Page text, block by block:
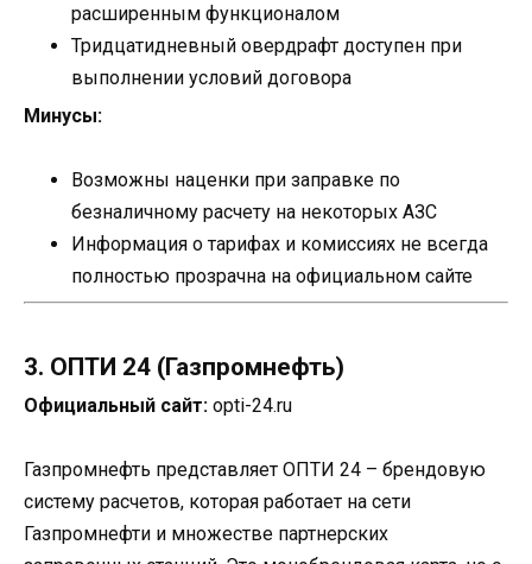
расширенным функционалом
Тридцатидневный овердрафт доступен при
выполнении условий договора
Минусы:
Возможны наценки при заправке по
безналичному расчету на некоторых АЗС
Информация о тарифах и комиссиях не всегда
полностью прозрачна на официальном сайте
3. ОПТИ 24 (Газпромнефть)
Официальный сайт: opti-24.ru
Газпромнефть представляет ОПТИ 24 – брендовую
систему расчетов, которая работает на сети
Газпромнефти и множестве партнерских